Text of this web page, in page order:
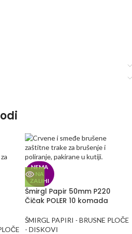
NEMA
NA
ZALIHI
Šmirgl Papir 50mm P220
Čičak POLER 10 komada
ŠMIRGL PAPIRI - BRUSNE PLOČE
- DISKOVI